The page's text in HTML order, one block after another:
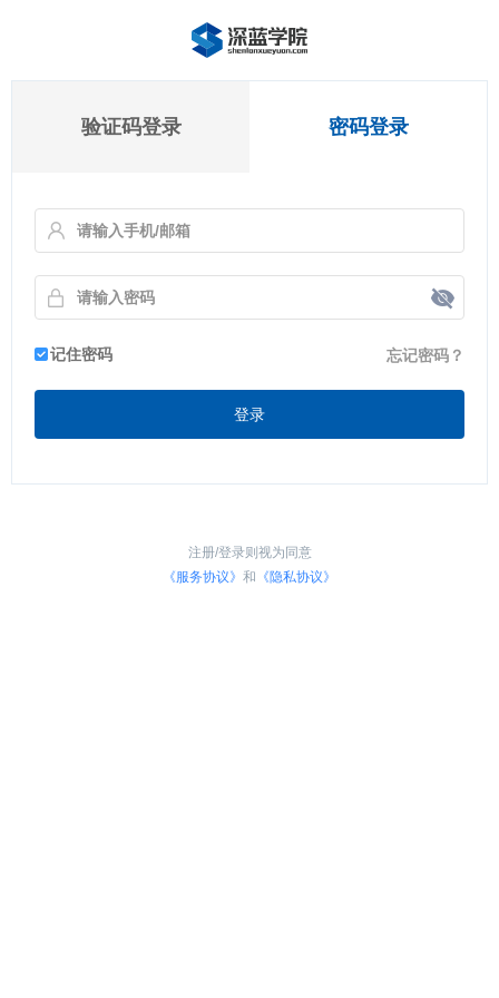
验证码登录 密码登录
忘记密码？
记住密码
登录
注册/登录则视为同意
《服务协议》 和 《隐私协议》